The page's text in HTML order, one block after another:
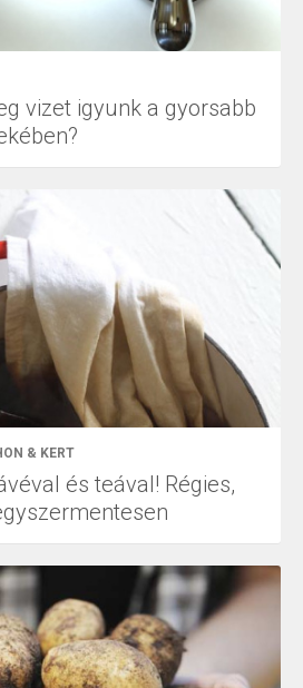
vizet igyunk a gyorsabb
& KERT
és teával! Régies,